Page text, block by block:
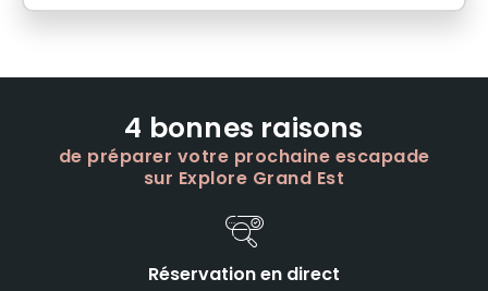
4 bonnes raisons
de préparer votre prochaine escapade
sur Explore Grand Est
Réservation en direct